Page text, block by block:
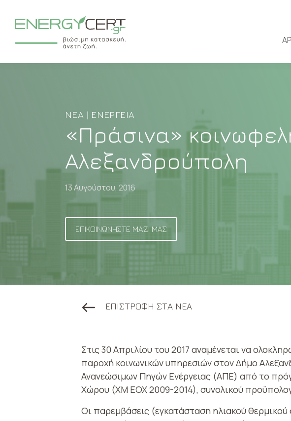
ΝΈΑ | ΕΝΈΡΓΕΙΑ
«Πράσινα»
Αλεξανδρούπολη
13 Αυγούστου, 2016
ΕΠΙΚΟΙΝΩΝΗΣΤΕ ΜΑΖΙ ΜΑΣ
ΕΠΙΣΤΡΟΦΗ ΣΤΑ ΝΕΑ
Στις 30 Απριλίου του 2017 αναμένεται να
παροχή κοινωνικών υπηρεσιών στον Δήμο
Ανανεώσιμων Πηγών Ενέργειας (ΑΠΕ) από το
Χώρου (ΧΜ ΕΟΧ 2009-2014), συνολικού
Οι παρεμβάσεις (εγκατάσταση ηλιακού